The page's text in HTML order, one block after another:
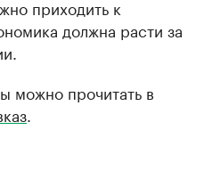
приходить к
должна расти за
можно прочитать в
.